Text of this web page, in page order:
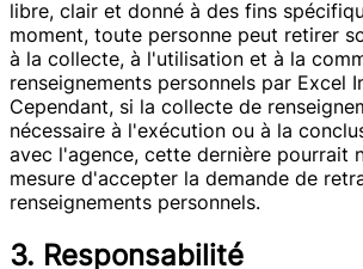
libre, clair et donné à des fins
moment, toute personne peut retirer
à la collecte, à l'utilisation et à la
renseignements personnels par Excel
Cependant, si la collecte de
nécessaire à l'exécution ou à la
avec l'agence, cette dernière pourrait
mesure d'accepter la demande de
renseignements personnels.
3. Responsabilité